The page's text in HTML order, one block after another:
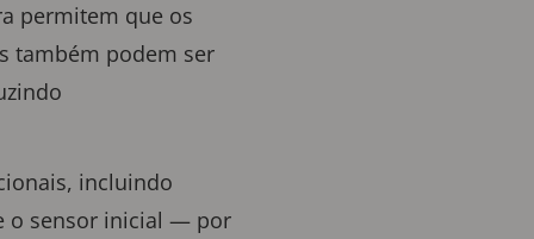
permitem que os
também podem ser
incluindo
o sensor inicial — por